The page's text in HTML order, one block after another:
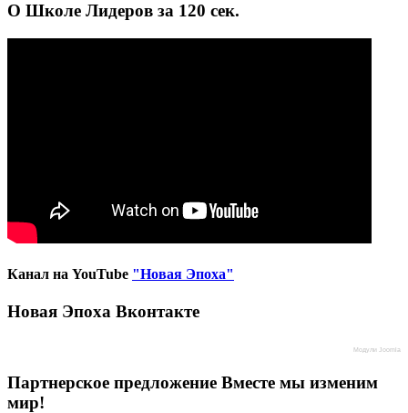
О Школе Лидеров за 120 сек.
Канал на YouTube "Новая Эпоха"
Новая Эпоха Вконтакте
Модули Joomla
Партнерское предложение Вместе мы изменим
мир!